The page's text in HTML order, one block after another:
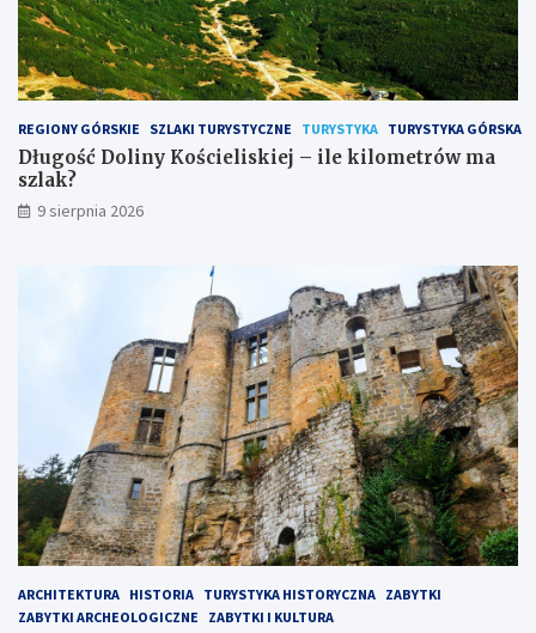
e
t
r
ó
w
m
a
s
z
l
REGIONY GÓRSKIE SZLAKI TURYSTYCZNE TURYSTYKA TURYSTYKA GÓRSKA
Długość Doliny Kościeliskiej – ile kilometrów ma
szlak?
9 sierpnia 2026
ARCHITEKTURA HISTORIA TURYSTYKA HISTORYCZNA ZABYTKI
ZABYTKI ARCHEOLOGICZNE
ZABYTKI I KULTURA